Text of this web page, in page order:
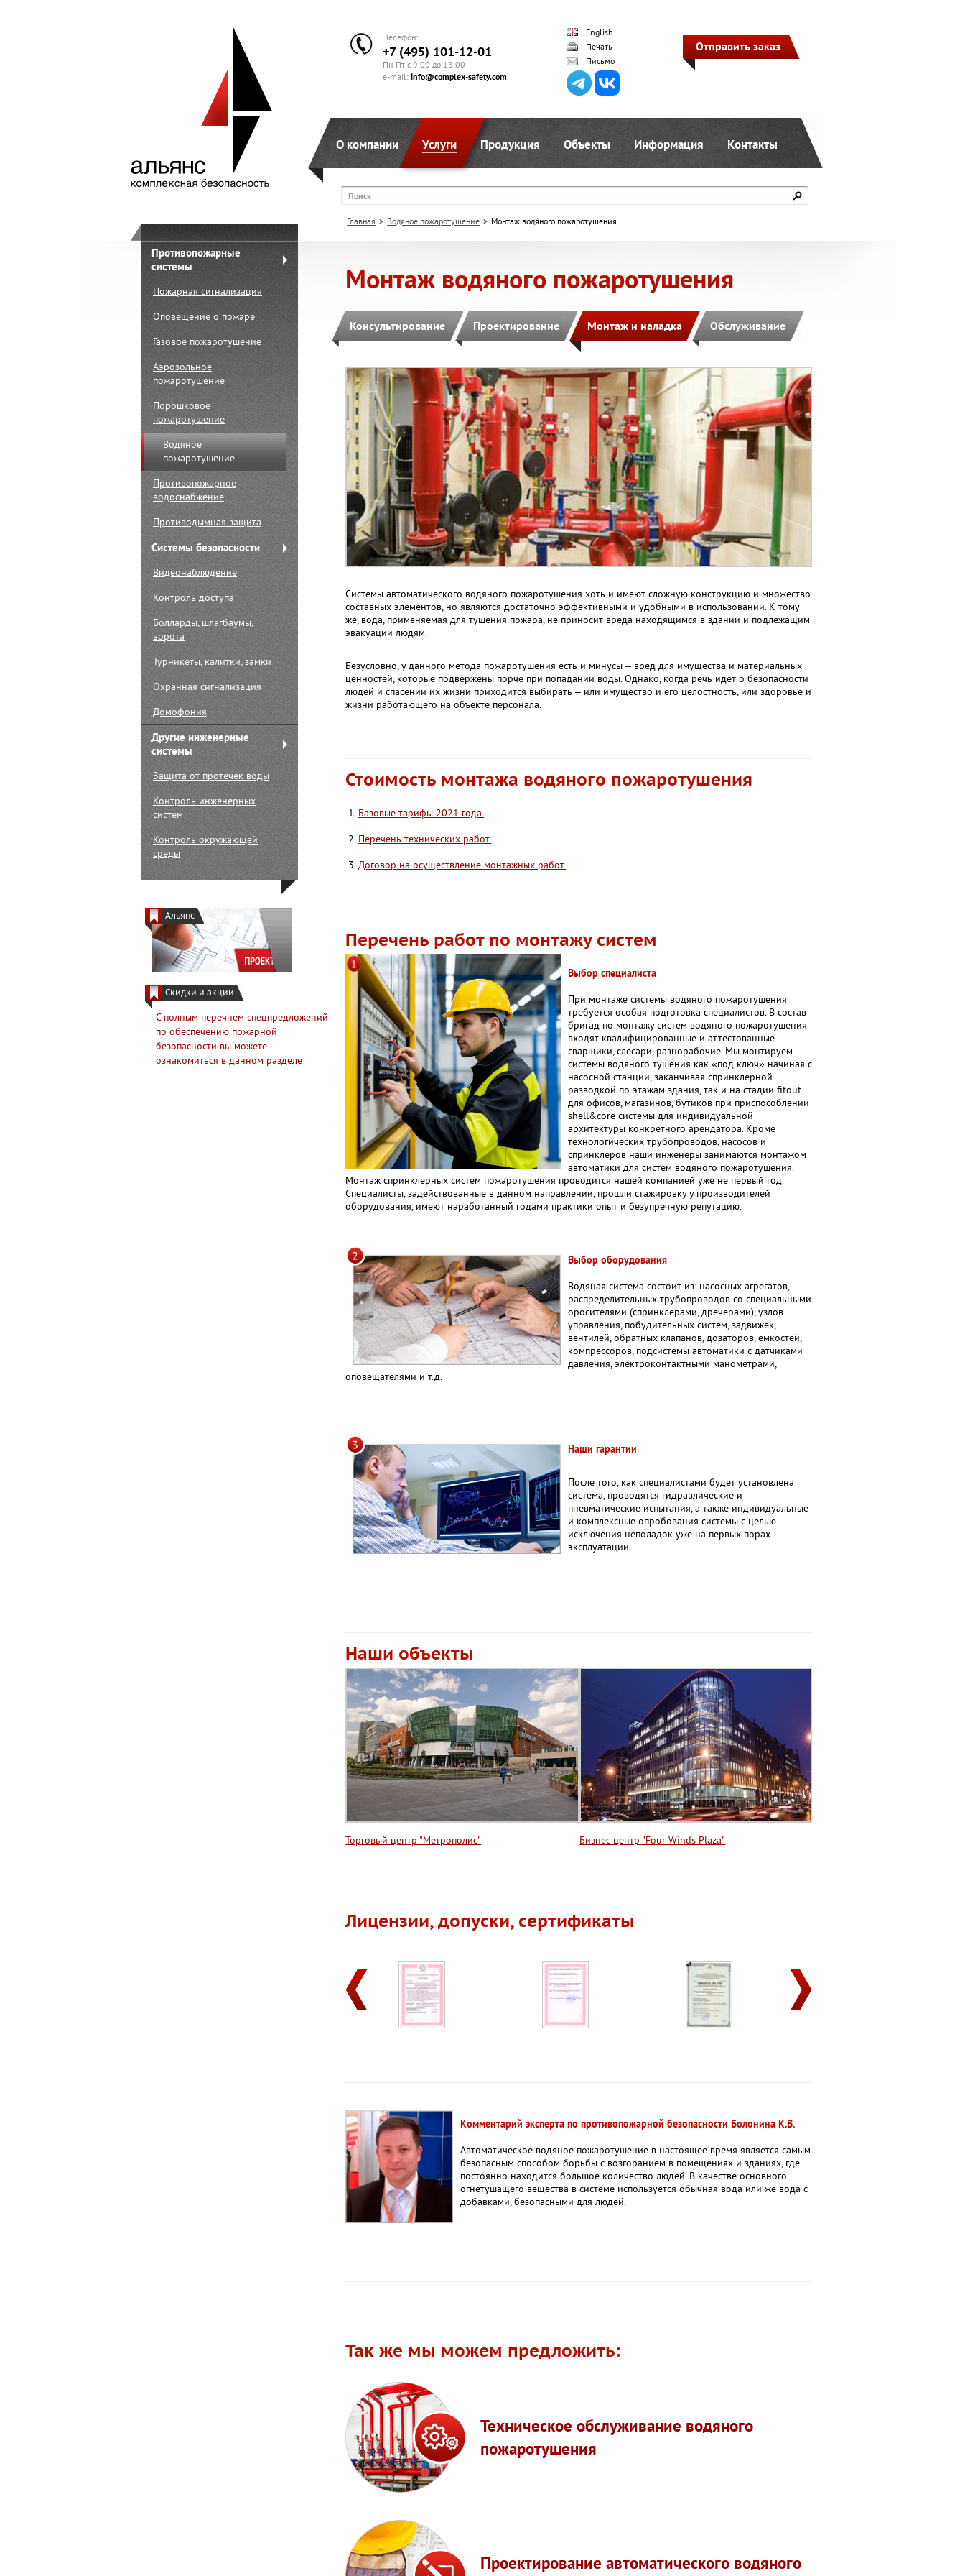
Телефон:
+7 (495) 101-12-01
Пн-Пт с 9:00 до 18:00
e-mail:info@complex-safety.com
English
Печать
Письмо
Отправить заказ
О компании Услуги Продукция Объекты Информация Контакты
Поиск
Противопожарные
системы
Пожарная сигнализация
Оповещение о пожаре
Газовое пожаротушение
Аэрозольное
пожаротушение
Порошковое
пожаротушение
Водяное
пожаротушение
Противопожарное
водоснабжение
Противодымная защита
Системы безопасности
Видеонаблюдение
Контроль доступа
Болларды, шлагбаумы,
ворота
Турникеты, калитки, замки
Охранная сигнализация
Домофония
Другие инженерные
системы
Защита от протечек воды
Контроль инженерных
систем
Контроль окружающей
среды
Альянс
Скидки и акции
С полным перечнем спецпредложений
по обеспечению пожарной
безопасности вы можете
ознакомиться в данном разделе
Главная > Водяное пожаротушение > Монтаж водяного пожаротушения
Монтаж водяного пожаротушения
Консультирование Проектирование Монтаж и наладка Обслуживание
Системы автоматического водяного пожаротушения хоть и имеют сложную конструкцию и множество
составных элементов, но являются достаточно эффективными и удобными в использовании. К тому
же, вода, применяемая для тушения пожара, не приносит вреда находящимся в здании и подлежащим
эвакуации людям.
Безусловно, у данного метода пожаротушения есть и минусы – вред для имущества и материальных
ценностей, которые подвержены порче при попадании воды. Однако, когда речь идет о безопасности
людей и спасении их жизни приходится выбирать – или имущество и его целостность, или здоровье и
жизни работающего на объекте персонала.
Стоимость монтажа водяного пожаротушения
Базовые тарифы 2021 года.
Перечень технических работ.
Договор на осуществление монтажных работ.
Перечень работ по монтажу систем
Выбор специалиста
При монтаже системы водяного пожаротушения
требуется особая подготовка специалистов. В состав
бригад по монтажу систем водяного пожаротушения
входят квалифицированные и аттестованные
сварщики, слесари, разнорабочие. Мы монтируем
системы водяного тушения как «под ключ» начиная с
насосной станции, заканчивая спринклерной
разводкой по этажам здания, так и на стадии fitout
для офисов, магазинов, бутиков при приспособлении
shell&core системы для индивидуальной
архитектуры конкретного арендатора. Кроме
технологических трубопроводов, насосов и
спринклеров наши инженеры занимаются монтажом
автоматики для систем водяного пожаротушения.
Монтаж спринклерных систем пожаротушения проводится нашей компанией уже не первый год.
Специалисты, задействованные в данном направлении, прошли стажировку у производителей
оборудования, имеют наработанный годами практики опыт и безупречную репутацию.
Выбор оборудования
Водяная система состоит из: насосных агрегатов,
распределительных трубопроводов со специальными
оросителями (спринклерами, дречерами), узлов
управления, побудительных систем, задвижек,
вентилей, обратных клапанов, дозаторов, емкостей,
компрессоров, подсистемы автоматики с датчиками
давления, электроконтактными манометрами,
оповещателями и т.д.
Наши гарантии
После того, как специалистами будет установлена
система, проводятся гидравлические и
пневматические испытания, а также индивидуальные
и комплексные опробования системы с целью
исключения неполадок уже на первых порах
эксплуатации.
Наши объекты
Торговый центр "Метрополис" Бизнес-центр "Four Winds Plaza"
Лицензии, допуски, сертификаты
Комментарий эксперта по противопожарной безопасности Болонина К.В.
Автоматическое водяное пожаротушение в настоящее время является самым
безопасным способом борьбы с возгоранием в помещениях и зданиях, где
постоянно находится большое количество людей. В качестве основного
огнетушащего вещества в системе используется обычная вода или же вода с
добавками, безопасными для людей.
Так же мы можем предложить:
Техническое обслуживание водяного
пожаротушения
Проектирование автоматического водяного